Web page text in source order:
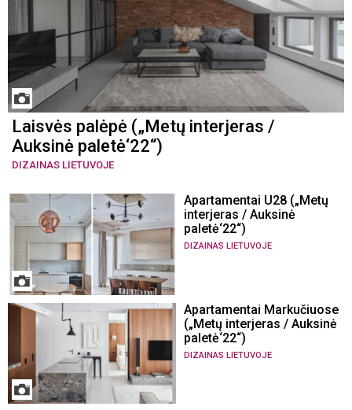
Laisvės palėpė („Metų interjeras /
Auksinė paletė‘22“)
DIZAINAS LIETUVOJE
Apartamentai U28 („Metų
interjeras / Auksinė
paletė‘22“)
DIZAINAS LIETUVOJE
Apartamentai Markučiuose
(„Metų interjeras / Auksinė
paletė‘22“)
DIZAINAS LIETUVOJE